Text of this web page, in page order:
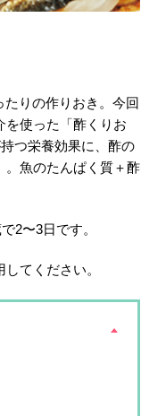
たりの作りおき。今回
を使った「酢くりお
つ栄養効果に、酢の
。魚のたんぱく質＋酢
2〜3日です。
てください。